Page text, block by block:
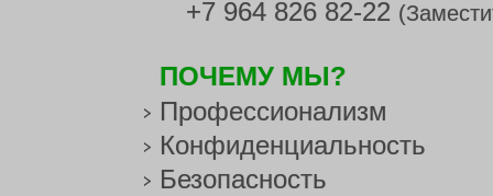
+7 964 826 82-22
ПОЧЕМУ МЫ?
Профессионализм
Конфиденциальность
Безопасность